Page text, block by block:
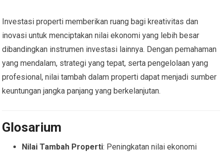
Investasi properti memberikan ruang bagi kreativitas dan
inovasi untuk menciptakan nilai ekonomi yang lebih besar
dibandingkan instrumen investasi lainnya. Dengan pemahaman
yang mendalam, strategi yang tepat, serta pengelolaan yang
profesional, nilai tambah dalam properti dapat menjadi sumber
keuntungan jangka panjang yang berkelanjutan.
Glosarium
Nilai Tambah Properti: Peningkatan nilai ekonomi